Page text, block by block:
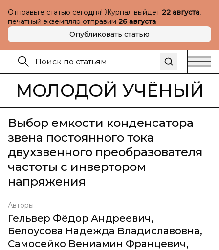
Отправьте статью сегодня! Журнал выйдет 22 августа,
печатный экземпляр отправим 26 августа
Опубликовать статью
МОЛОДОЙ УЧЁНЫЙ
Выбор емкости конденсатора
звена постоянного тока
двухзвенного преобразователя
частоты с инвертором
напряжения
Авторы
Гельвер Фёдор Андреевич,
Белоусова Надежда Владиславовна,
Самосейко Вениамин Францевич,